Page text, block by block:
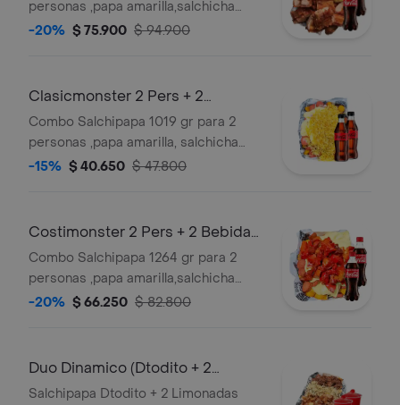
ml gratis
personas ,papa amarilla,salchicha
premium,queso
pimienta,maduro guayabo y salsas
ml gratis
-20% $ 75.900 $ 94.900
Clasicmonster 2 Pers + 2
Bebidas Gratis
Combo Salchipapa 1019 gr para 2
personas ,papa amarilla, salchicha
premium , queso gratinado, ripio y
-15% $ 40.650 $ 47.800
Costimonster 2 Pers + 2 Bebidas
Gratis
Combo Salchipapa 1264 gr para 2
personas ,papa amarilla,salchicha
premium,queso gratinado,costilla
2 bebidas 250 ml gratis
-20% $ 66.250 $ 82.800
Duo Dinamico (Dtodito + 2
limonadas)
Salchipapa Dtodito + 2 Limonadas